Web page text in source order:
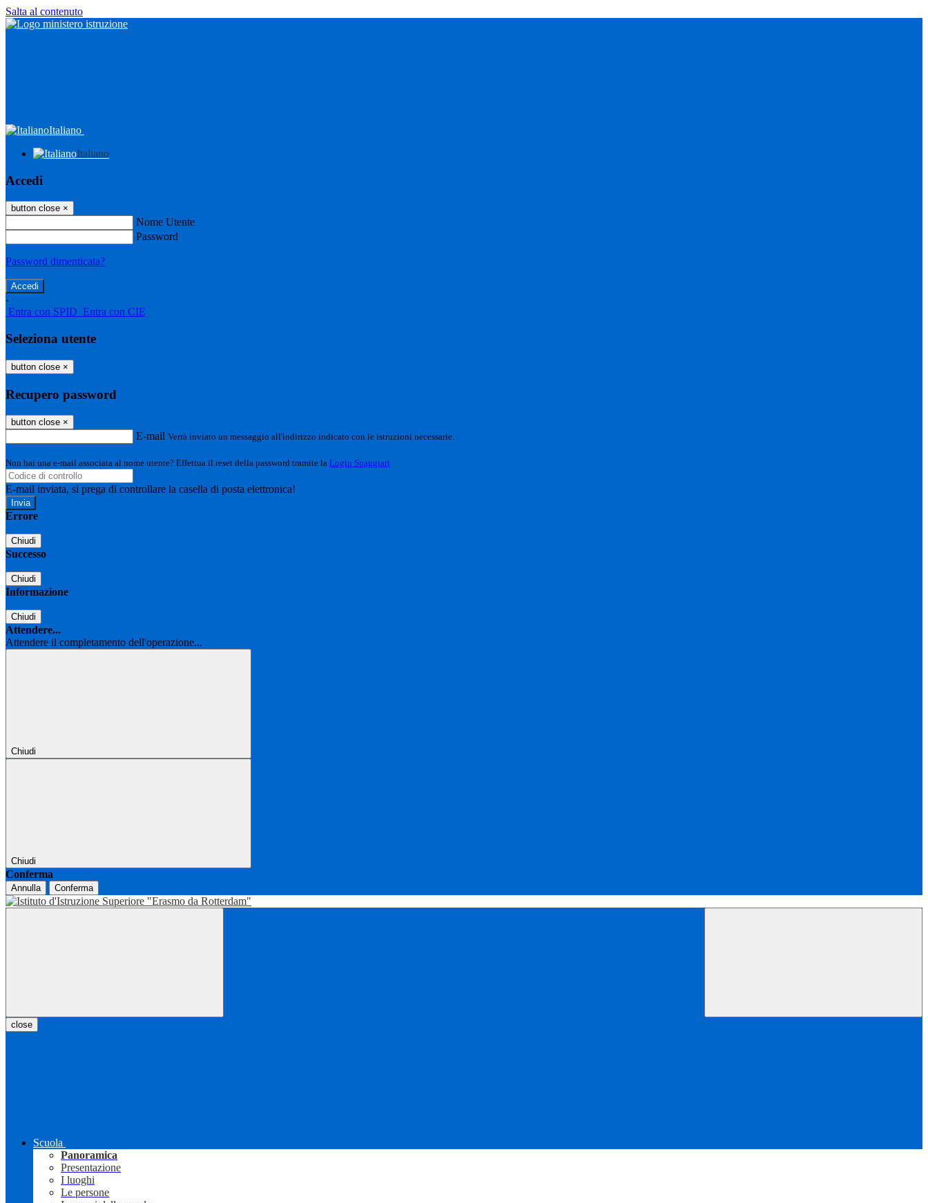
Salta al contenuto
Italiano
Italiano
Accedi
button close ×
Nome Utente
Password
Password dimenticata?
-
Entra con SPID Entra con CIE
Seleziona utente
button close ×
Recupero password
button close ×
E-mail Verrà inviato un messaggio all'indirizzo indicato con le istruzioni necessarie.
Non hai una e-mail associata al nome utente? Effettua il reset della password tramite la Login Spaggiari
E-mail inviata, si prega di controllare la casella di posta elettronica!
Errore
Chiudi
Successo
Chiudi
Informazione
Chiudi
Attendere...
Attendere il completamento dell'operazione...
Chiudi
Chiudi
Conferma
Annulla Conferma
close
Scuola
Panoramica
Presentazione
I luoghi
Le persone